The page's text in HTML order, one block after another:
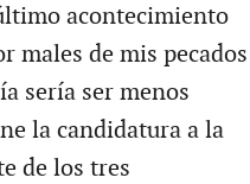
acontecimiento
males de mis pecados
sería ser menos
la candidatura a la
de los tres